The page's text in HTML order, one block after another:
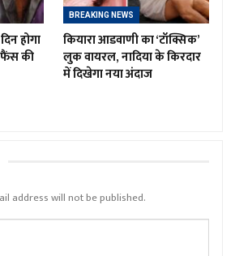
होगा
फैंस की
BREAKING NEWS
कियारा आडवाणी का ‘टॉक्सिक’
लुक वायरल, नादिया के किरदार
में दिखेगा नया अंदाज
address will not be published.